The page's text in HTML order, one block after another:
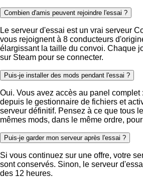
Combien d'amis peuvent rejoindre l'essai ?
Le serveur d'essai est un vrai serveur
vous rejoignent à 8 conducteurs
élargissant la taille du convoi. Chaque
sur Steam pour se connecter.
Puis-je installer des mods pendant l'essai ?
Oui. Vous avez accès au panel complet
depuis le gestionnaire de fichiers et
serveur définitif. Pensez à ce que tous
mêmes mods, dans le même ordre,
Puis-je garder mon serveur après l'essai ?
Si vous continuez sur une offre, votre
sont conservés. Sinon, le serveur
des 12 heures.